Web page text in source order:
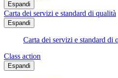
Espandi
Carta dei servizi e standard di qualità
Espandi
Carta dei servizi e standard di
Class action
Espandi